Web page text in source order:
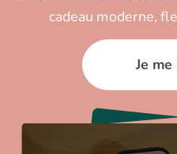
cadeau moderne,
Je